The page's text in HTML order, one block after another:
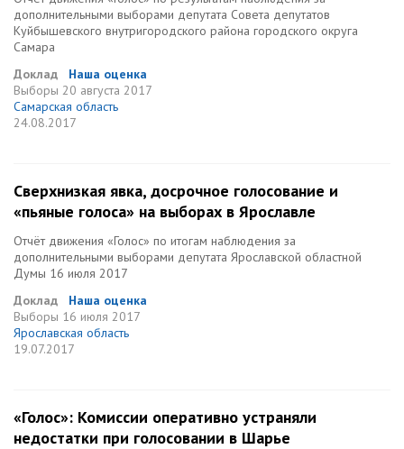
дополнительными выборами депутата Совета депутатов
Куйбышевского внутригородского района городского округа
Самара
Доклад
Наша оценка
Выборы 20 августа 2017
Самарская область
24.08.2017
Сверхнизкая явка, досрочное голосование и
«пьяные голоса» на выборах в Ярославле
Отчёт движения «Голос» по итогам наблюдения за
дополнительными выборами депутата Ярославской областной
Думы 16 июля 2017
Доклад
Наша оценка
Выборы 16 июля 2017
Ярославская область
19.07.2017
«Голос»: Комиссии оперативно устраняли
недостатки при голосовании в Шарье